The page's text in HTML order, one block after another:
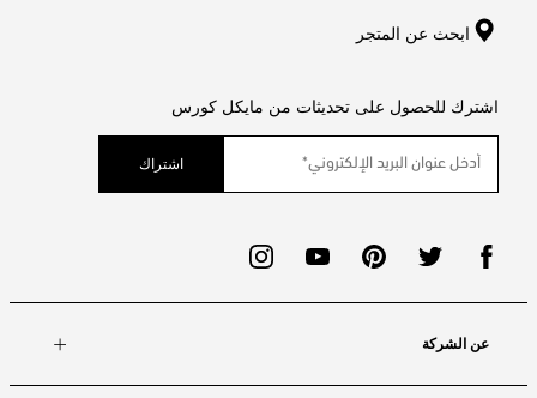
ابحث عن المتجر
اشترك للحصول على تحديثات من مايكل كورس
اشتراك
عن الشركة